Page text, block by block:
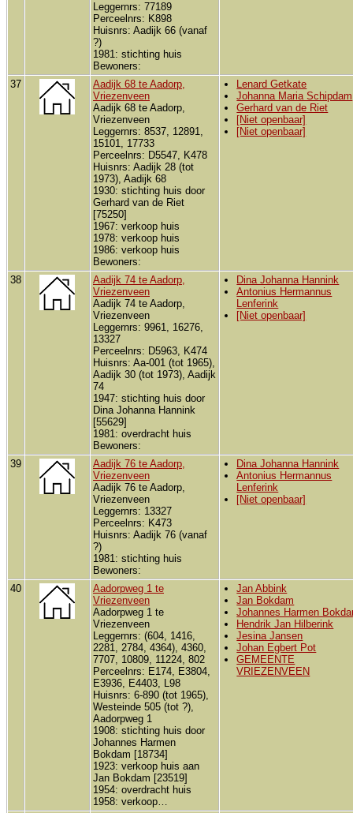
Leggernrs: 77189
Perceelnrs: K898
Huisnrs: Aadijk 66 (vanaf
?)
1981: stichting huis
Bewoners:
37
Aadijk 68 te Aadorp,
Vriezenveen
Aadijk 68 te Aadorp,
Vriezenveen
Leggernrs: 8537, 12891,
15101, 17733
Perceelnrs: D5547, K478
Huisnrs: Aadijk 28 (tot
1973), Aadijk 68
1930: stichting huis door
Gerhard van de Riet
[75250]
1967: verkoop huis
1978: verkoop huis
1986: verkoop huis
Bewoners:
Lenard Getkate
Johanna Maria Schipdam
Gerhard van de Riet
[Niet openbaar]
[Niet openbaar]
38
Aadijk 74 te Aadorp,
Vriezenveen
Aadijk 74 te Aadorp,
Vriezenveen
Leggernrs: 9961, 16276,
13327
Perceelnrs: D5963, K474
Huisnrs: Aa-001 (tot 1965),
Aadijk 30 (tot 1973), Aadijk
74
1947: stichting huis door
Dina Johanna Hannink
[55629]
1981: overdracht huis
Bewoners:
Dina Johanna Hannink
Antonius Hermannus
Lenferink
[Niet openbaar]
39
Aadijk 76 te Aadorp,
Vriezenveen
Aadijk 76 te Aadorp,
Vriezenveen
Leggernrs: 13327
Perceelnrs: K473
Huisnrs: Aadijk 76 (vanaf
?)
1981: stichting huis
Bewoners:
Dina Johanna Hannink
Antonius Hermannus
Lenferink
[Niet openbaar]
40
Aadorpweg 1 te
Vriezenveen
Aadorpweg 1 te
Vriezenveen
Leggernrs: (604, 1416,
2281, 2784, 4364), 4360,
7707, 10809, 11224, 802
Perceelnrs: E174, E3804,
E3936, E4403, L98
Huisnrs: 6-890 (tot 1965),
Westeinde 505 (tot ?),
Aadorpweg 1
1908: stichting huis door
Johannes Harmen
Bokdam [18734]
1923: verkoop huis aan
Jan Bokdam [23519]
1954: overdracht huis
1958: verkoop…
Jan Abbink
Jan Bokdam
Johannes Harmen
Hendrik Jan Hilberink
Jesina Jansen
Johan Egbert Pot
GEMEENTE
VRIEZENVEEN